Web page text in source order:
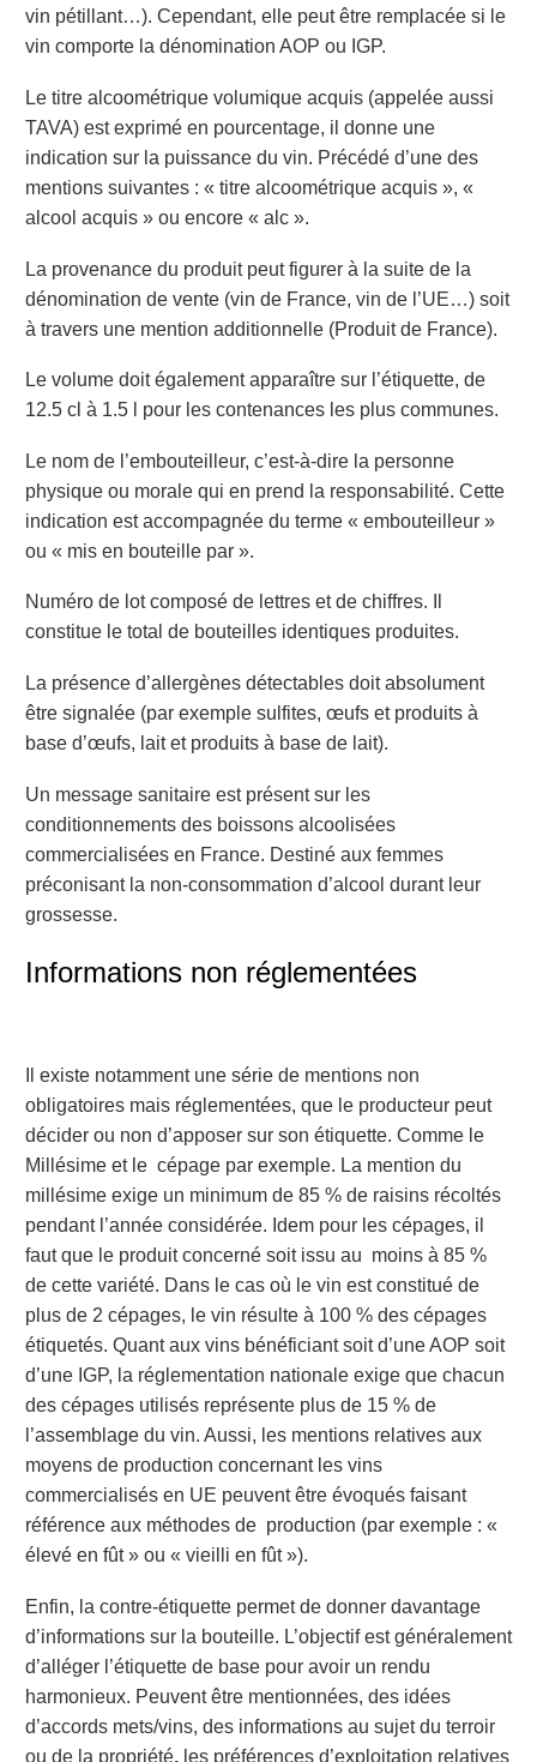
vin pétillant…). Cependant, elle peut être remplacée si le
vin comporte la dénomination AOP ou IGP.
Le titre alcoométrique volumique acquis (appelée aussi
TAVA) est exprimé en pourcentage, il donne une
indication sur la puissance du vin. Précédé d’une des
mentions suivantes : « titre alcoométrique acquis », «
alcool acquis » ou encore « alc ».
La provenance du produit peut figurer à la suite de la
dénomination de vente (vin de France, vin de l’UE…) soit
à travers une mention additionnelle (Produit de France).
Le volume doit également apparaître sur l’étiquette, de
12.5 cl à 1.5 l pour les contenances les plus communes.
Le nom de l’embouteilleur, c’est-à-dire la personne
physique ou morale qui en prend la responsabilité. Cette
indication est accompagnée du terme « embouteilleur »
ou « mis en bouteille par ».
Numéro de lotcomposé de lettres et de chiffres. Il
constitue le total de bouteilles identiques produites.
La présence d’allergènes détectables doit absolument
être signalée (par exemple sulfites, œufs et produits à
base d’œufs, lait et produits à base de lait).
Un message sanitaire est présent sur les
conditionnements des boissons alcoolisées
commercialisées en France. Destiné aux femmes
préconisant la non-consommation d’alcool durant leur
grossesse.
Informations non réglementées
Il existe notamment une série de mentions non
obligatoires mais réglementées, que le producteur peut
décider ou non d’apposer sur son étiquette. Comme le
Millésime et le cépage par exemple. La mention du
millésime exige un minimum de 85 % de raisins récoltés
pendant l’année considérée. Idem pour les cépages, il
faut que le produit concerné soit issu au moins à 85 %
de cette variété. Dans le cas où le vin est constitué de
plus de 2 cépages, le vin résulte à 100 % des cépages
étiquetés. Quant aux vins bénéficiant soit d’une AOP soit
d’une IGP, la réglementation nationale exige que chacun
des cépages utilisés représente plus de 15 % de
l’assemblage du vin. Aussi, les mentions relatives aux
moyens de production concernantles vins
commercialisés en UE peuvent être évoqués faisant
référence aux méthodes de production (par exemple : «
élevé en fût » ou « vieilli en fût »).
Enfin, la contre-étiquette permet de donner davantage
d’informations sur la bouteille. L’objectif est généralement
d’alléger l’étiquette de base pour avoir un rendu
harmonieux. Peuvent être mentionnées, des idées
d’accords mets/vins, des informations au sujet du terroir
ou de la propriété, les préférences d’exploitation relatives